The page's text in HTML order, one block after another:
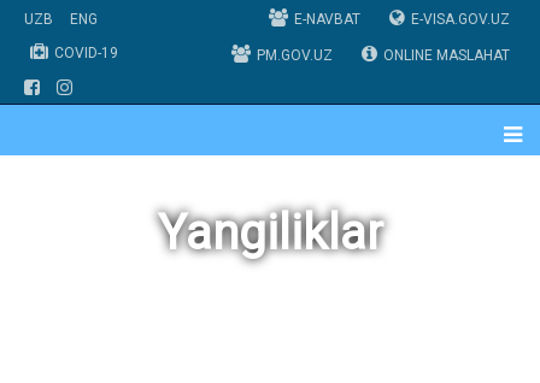
UZB
ENG
COVID-19
E-NAVBAT E-VISA.GOV.UZ
PM.GOV.UZ ONLINE MASLAHAT
Yangiliklar